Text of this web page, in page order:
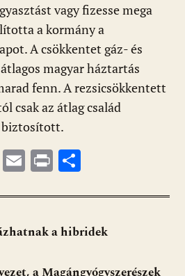
vagy fizesse mega
a kormány a
A csökkentet gáz- és
magyar háztartás
fenn. A rezsicsökkentett
csak az átlag család
biztosított.
R E
ai
l
Pr
t za
m
a hibridek
a Magángyógyszerészek